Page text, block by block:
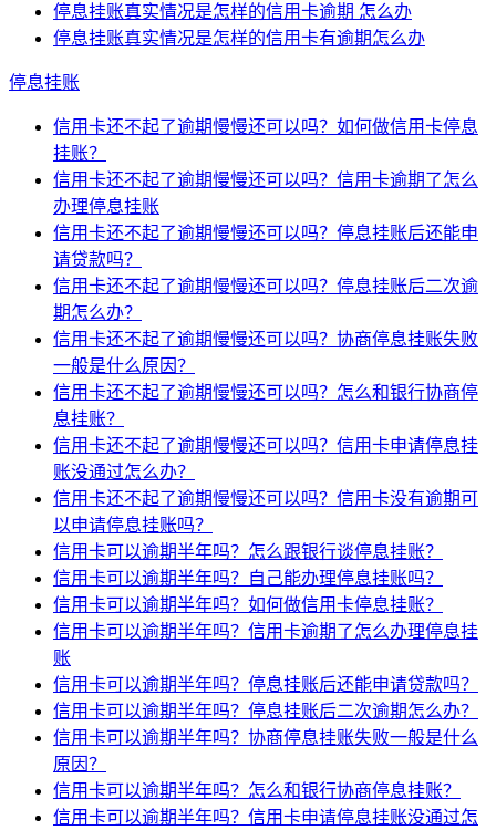
停息挂账真实情况是怎样的信用卡逾期 怎么办
停息挂账真实情况是怎样的信用卡有逾期怎么办
停息挂账
信用卡还不起了逾期慢慢还可以吗？如何做信用卡停息
挂账？
信用卡还不起了逾期慢慢还可以吗？信用卡逾期了怎么
办理停息挂账
信用卡还不起了逾期慢慢还可以吗？停息挂账后还能申
请贷款吗？
信用卡还不起了逾期慢慢还可以吗？停息挂账后二次逾
期怎么办？
信用卡还不起了逾期慢慢还可以吗？协商停息挂账失败
一般是什么原因？
信用卡还不起了逾期慢慢还可以吗？怎么和银行协商停
息挂账？
信用卡还不起了逾期慢慢还可以吗？信用卡申请停息挂
账没通过怎么办？
信用卡还不起了逾期慢慢还可以吗？信用卡没有逾期可
以申请停息挂账吗？
信用卡可以逾期半年吗？怎么跟银行谈停息挂账？
信用卡可以逾期半年吗？自己能办理停息挂账吗？
信用卡可以逾期半年吗？如何做信用卡停息挂账？
信用卡可以逾期半年吗？信用卡逾期了怎么办理停息挂
账
信用卡可以逾期半年吗？停息挂账后还能申请贷款吗？
信用卡可以逾期半年吗？停息挂账后二次逾期怎么办？
信用卡可以逾期半年吗？协商停息挂账失败一般是什么
原因？
信用卡可以逾期半年吗？怎么和银行协商停息挂账？
信用卡可以逾期半年吗？信用卡申请停息挂账没通过怎